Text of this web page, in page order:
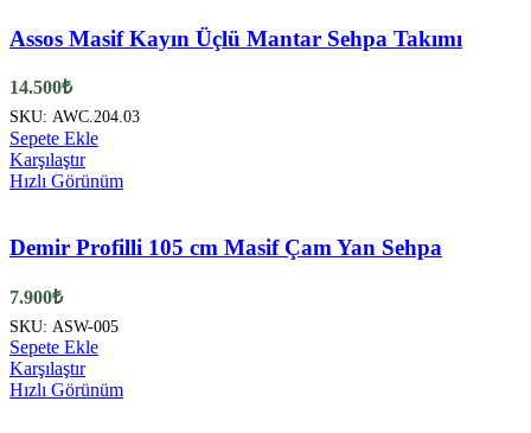
Assos Masif Kayın Üçlü Mantar Sehpa Takımı
14.500₺
SKU: AWC.204.03
Sepete Ekle
Karşılaştır
Hızlı Görünüm
Demir Profilli 105 cm Masif Çam Yan Sehpa
7.900₺
SKU: ASW-005
Sepete Ekle
Karşılaştır
Hızlı Görünüm